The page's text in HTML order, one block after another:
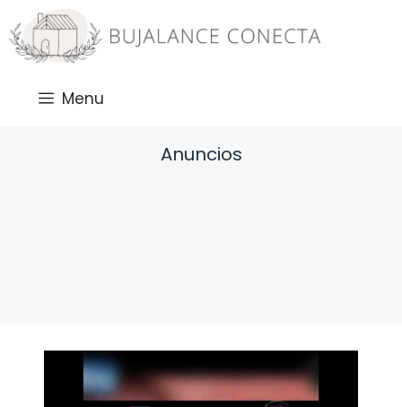
Saltar
al
contenido
Menu
Anuncios